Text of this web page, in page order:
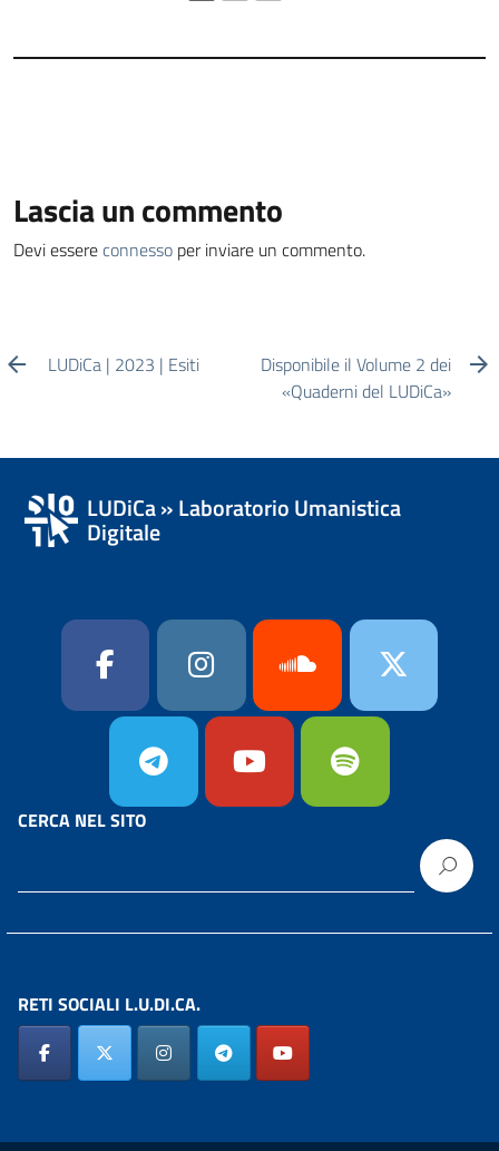
Lascia un commento
Devi essere connesso per inviare un commento.
LUDiCa | 2023 | Esiti
Disponibile il Volume 2 dei
«Quaderni del LUDiCa»
LUDiCa » Laboratorio Umanistica
Digitale
CERCA NEL SITO
RETI SOCIALI L.U.DI.CA.